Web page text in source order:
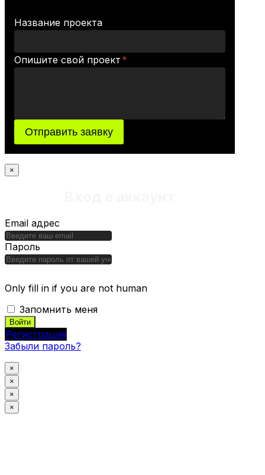
Название проекта
Опишите свой проект *
Отправить заявку
×
Email адрес
Пароль
Only fill in if you are not human
Запомнить меня
Регистрация
Забыли пароль?
×
×
×
×